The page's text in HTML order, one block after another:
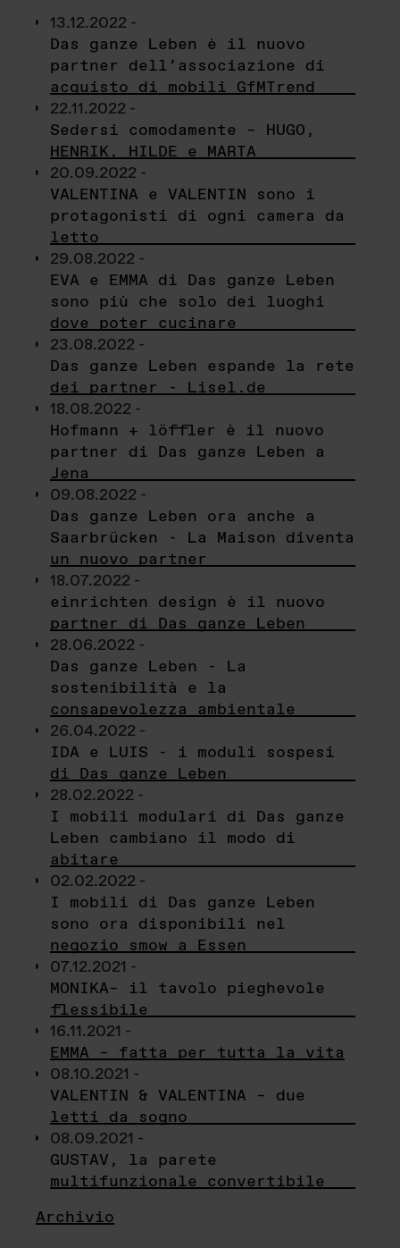
13.12.2022 -
Das ganze Leben è il nuovo
partner dell’associazione di
acquisto di mobili GfMTrend
22.11.2022 -
Sedersi comodamente – HUGO,
HENRIK, HILDE e MARTA
20.09.2022 -
VALENTINA e VALENTIN sono i
protagonisti di ogni camera da
letto
29.08.2022 -
EVA e EMMA di Das ganze Leben
sono più che solo dei luoghi
dove poter cucinare
23.08.2022 -
Das ganze Leben espande la rete
dei partner - Lisel.de
18.08.2022 -
Hofmann + löffler è il nuovo
partner di Das ganze Leben a
Jena
09.08.2022 -
Das ganze Leben ora anche a
Saarbrücken - La Maison diventa
un nuovo partner
18.07.2022 -
einrichten design è il nuovo
partner di Das ganze Leben
28.06.2022 -
Das ganze Leben - La
sostenibilità e la
consapevolezza ambientale
26.04.2022 -
IDA e LUIS - i moduli sospesi
di Das ganze Leben
28.02.2022 -
I mobili modulari di Das ganze
Leben cambiano il modo di
abitare
02.02.2022 -
I mobili di Das ganze Leben
sono ora disponibili nel
negozio smow a Essen
07.12.2021 -
MONIKA– il tavolo pieghevole
flessibile
16.11.2021 -
EMMA – fatta per tutta la vita
08.10.2021 -
VALENTIN & VALENTINA – due
letti da sogno
08.09.2021 -
GUSTAV, la parete
multifunzionale convertibile
Archivio